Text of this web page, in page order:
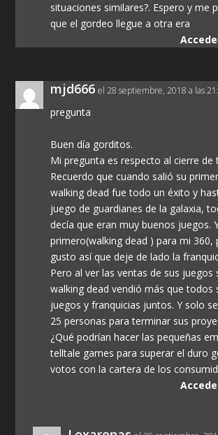
situaciones similares?. Espero y me
que el gordeo llegue a otra era
mjd666 el 28 septiembre, 2018 a las
pregunta
Buen día gorditos.
Mi pregunta es respecto al cierre de
Recuerdo que cuando salió su
walking dead fue todo un éxito y
juego de guardianes de la galaxia,
decía que eran muy buenos juegos.
primero(walking dead ) para mi 360,
gusto así que deje de lado la
Pero al ver las ventas de sus
walking dead vendió más que todos
juegos y franquicias juntos. Y solo
25 personas para terminar sus
¿Qué podrían hacer las pequeñas
telltale games para superar el duro
votos con la cartera de los